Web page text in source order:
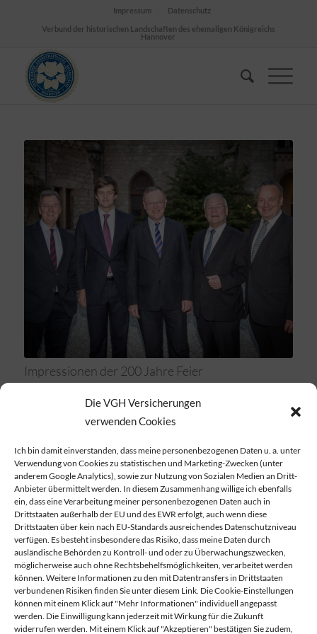
Die VGH Versicherungen
verwenden Cookies
Ich bin damit einverstanden, dass meine personenbezogenen Daten u. a. unter
Verwendung von Cookies zu statistischen und Marketing-Zwecken (unter
anderem Google Analytics), sowie zur Nutzung von Sozialen Medien an Dritt-
Anbieter übermittelt werden. In diesem Zusammenhang willige ich ebenfalls
ein, dass eine Verarbeitung meiner personenbezogenen Daten auch in
Drittstaaten außerhalb der EU und des EWR erfolgt, auch wenn diese
Drittstaaten über kein nach EU-Standards ausreichendes Datenschutzniveau
verfügen. Es besteht insbesondere das Risiko, dass meine Daten durch
ausländische Behörden zu Kontroll- und oder zu Überwachungszwecken,
möglicherweise auch ohne Rechtsbehelfsmöglichkeiten, verarbeitet werden
können. Weitere Informationen zu den mit Datentransfers in Drittstaaten
verbundenen Risiken finden Sie unter diesem Link. Die Cookie-Einstellungen
können mit einem Klick auf "Mehr Informationen" individuell angepasst
werden. Die Einwilligung kann jederzeit mit Wirkung für die Zukunft
widerrufen werden. Mit einem Klick auf "Akzeptieren" bestätigen Sie zudem,
Impressum
Datenschutz
Verbund der historischen Landschaften des ehemaligen Königreichs
Hannover
Impressionen der 200 Jahre Feier